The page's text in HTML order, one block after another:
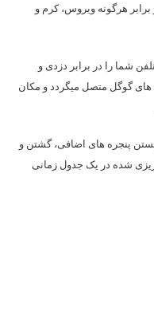
هرگونه ویروس، کرم و
شما را در برابر دزدی و
گوگل متصل میگردد و مکان
پنجره های اضافی، گشتن و
شده در یک جدول زمانی